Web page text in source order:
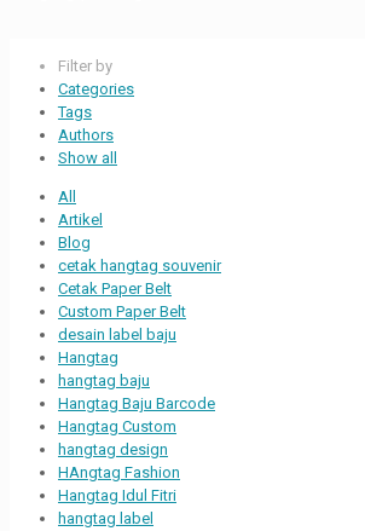
Filter by
Categories
Tags
Authors
Show all
All
Artikel
Blog
cetak hangtag souvenir
Cetak Paper Belt
Custom Paper Belt
desain label baju
Hangtag
hangtag baju
Hangtag Baju Barcode
Hangtag Custom
hangtag design
HAngtag Fashion
Hangtag Idul Fitri
hangtag label